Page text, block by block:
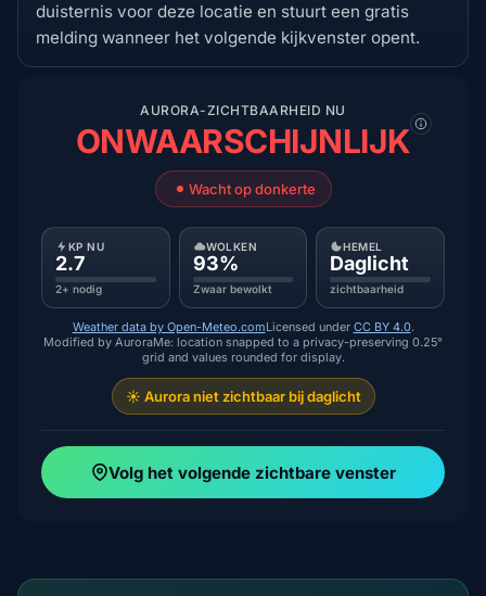
duisternis voor deze locatie en stuurt een gratis
melding wanneer het volgende kijkvenster opent.
AURORA-ZICHTBAARHEID NU
ONWAARSCHIJNLIJK
Wacht op donkerte
KP NU
2.7
2+ nodig
WOLKEN
93%
Zwaar bewolkt
HEMEL
Daglicht
zichtbaarheid
Weather data by Open-Meteo.comLicensed under CC BY 4.0.
Modified by AuroraMe: location snapped to a privacy-preserving 0.25°
grid and values rounded for display.
☀️ Aurora niet zichtbaar bij daglicht
Volg het volgende zichtbare venster